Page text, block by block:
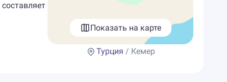
Показать на карте
Турция / Кемер